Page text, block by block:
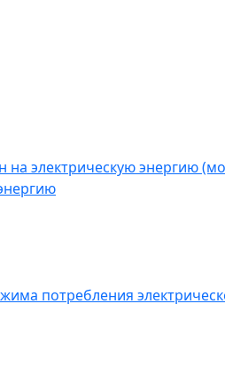
на электрическую энергию
потребления